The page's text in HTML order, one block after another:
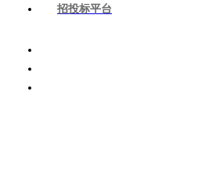
招投标平台